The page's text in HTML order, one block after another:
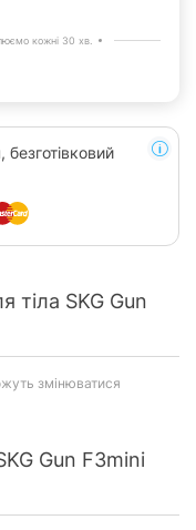
кожні 30 хв.
тіла SKG Gun
змінюватися
Gun F3mini